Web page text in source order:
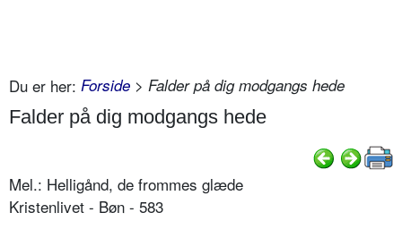
Du er her: Forside > Falder på dig modgangs hede
Falder på dig modgangs hede
Mel.: Helligånd, de frommes glæde
Kristenlivet - Bøn - 583